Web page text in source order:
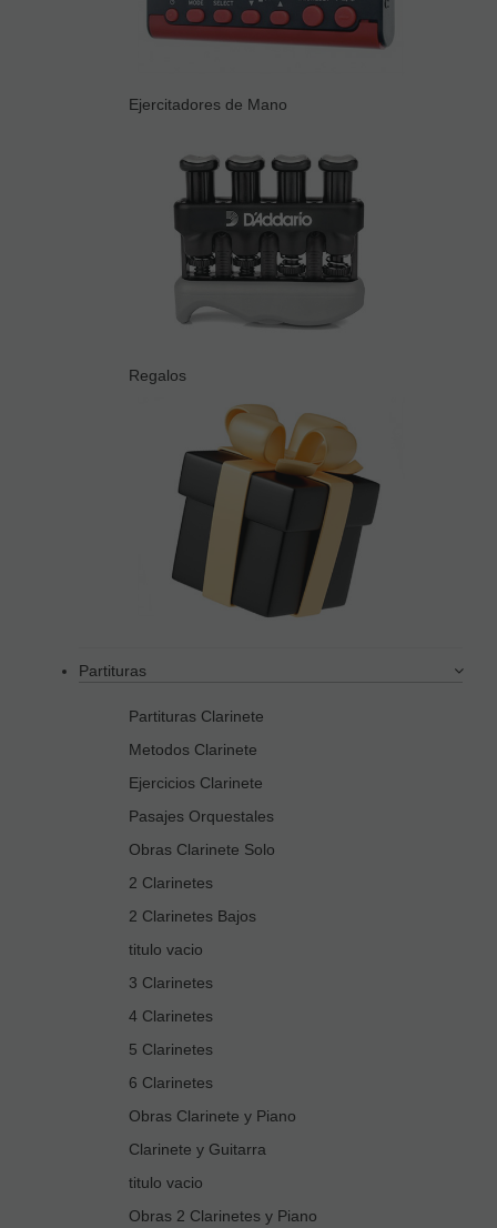
Ejercitadores de Mano
Regalos
Partituras
Partituras Clarinete
Metodos Clarinete
Ejercicios Clarinete
Pasajes Orquestales
Obras Clarinete Solo
2 Clarinetes
2 Clarinetes Bajos
titulo vacio
3 Clarinetes
4 Clarinetes
5 Clarinetes
6 Clarinetes
Obras Clarinete y Piano
Clarinete y Guitarra
titulo vacio
Obras 2 Clarinetes y Piano